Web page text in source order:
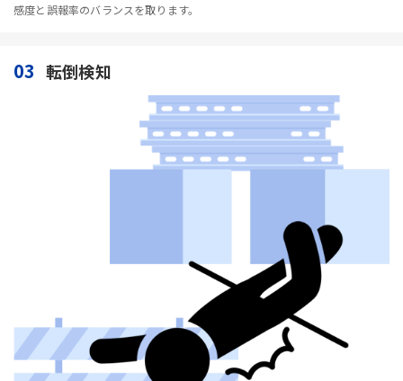
感度と誤報率のバランスを取ります。
03 転倒検知